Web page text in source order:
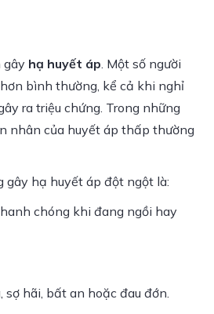
gây hạ huyết áp. Một số người
bình thường, kể cả khi nghỉ
ra triệu chứng. Trong những
nhân của huyết áp thấp thường
gây hạ huyết áp đột ngột là:
chóng khi đang ngồi hay
sợ hãi, bất an hoặc đau đớn.